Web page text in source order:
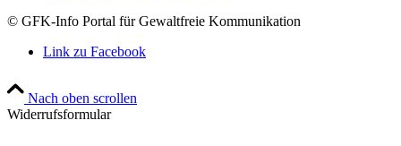
© GFK-Info Portal für Gewaltfreie Kommunikation
Link zu Facebook
Nach oben scrollen
Widerrufsformular